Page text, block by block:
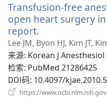
Transfusion-free
open heart surgery
report.
开
新
窗
口）
Lee JM, Byon HJ, Kim JT,
来源‎: Korean J
检索‎: PubMed 21286425
DOI码‎: 10.4097/
https://